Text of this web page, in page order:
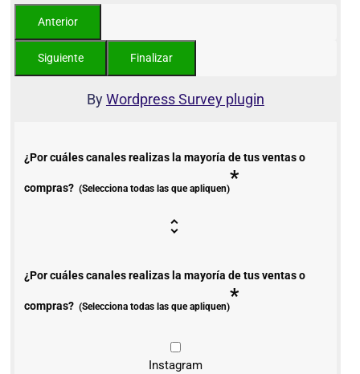
ByWordpress Survey plugin
¿Por cuáles canales realizas la mayoría de tus ventas o
compras? (Selecciona todas las que apliquen)*
¿Por cuáles canales realizas la mayoría de tus ventas o
compras? (Selecciona todas las que apliquen)*
Instagram